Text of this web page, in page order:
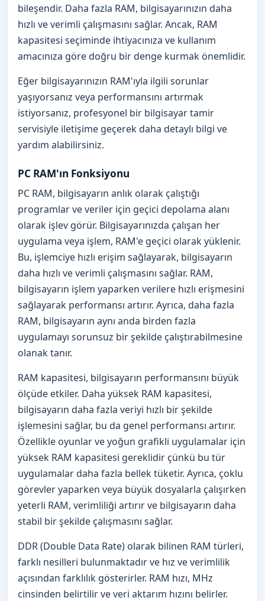
bileşendir. Daha fazla RAM, bilgisayarınızın daha
hızlı ve verimli çalışmasını sağlar. Ancak, RAM
kapasitesi seçiminde ihtiyacınıza ve kullanım
amacınıza göre doğru bir denge kurmak önemlidir.
Eğer bilgisayarınızın RAM'ıyla ilgili sorunlar
yaşıyorsanız veya performansını artırmak
istiyorsanız, profesyonel bir bilgisayar tamir
servisiyle iletişime geçerek daha detaylı bilgi ve
yardım alabilirsiniz.
PC RAM'ın Fonksiyonu
PC RAM, bilgisayarın anlık olarak çalıştığı
programlar ve veriler için geçici depolama alanı
olarak işlev görür. Bilgisayarınızda çalışan her
uygulama veya işlem, RAM'e geçici olarak yüklenir.
Bu, işlemciye hızlı erişim sağlayarak, bilgisayarın
daha hızlı ve verimli çalışmasını sağlar. RAM,
bilgisayarın işlem yaparken verilere hızlı erişmesini
sağlayarak performansı artırır. Ayrıca, daha fazla
RAM, bilgisayarın aynı anda birden fazla
uygulamayı sorunsuz bir şekilde çalıştırabilmesine
olanak tanır.
RAM kapasitesi, bilgisayarın performansını büyük
ölçüde etkiler. Daha yüksek RAM kapasitesi,
bilgisayarın daha fazla veriyi hızlı bir şekilde
işlemesini sağlar, bu da genel performansı artırır.
Özellikle oyunlar ve yoğun grafikli uygulamalar için
yüksek RAM kapasitesi gereklidir çünkü bu tür
uygulamalar daha fazla bellek tüketir. Ayrıca, çoklu
görevler yaparken veya büyük dosyalarla çalışırken
yeterli RAM, verimliliği artırır ve bilgisayarın daha
stabil bir şekilde çalışmasını sağlar.
DDR (Double Data Rate) olarak bilinen RAM türleri,
farklı nesilleri bulunmaktadır ve hız ve verimlilik
açısından farklılık gösterirler. RAM hızı, MHz
cinsinden belirtilir ve veri aktarım hızını belirler.